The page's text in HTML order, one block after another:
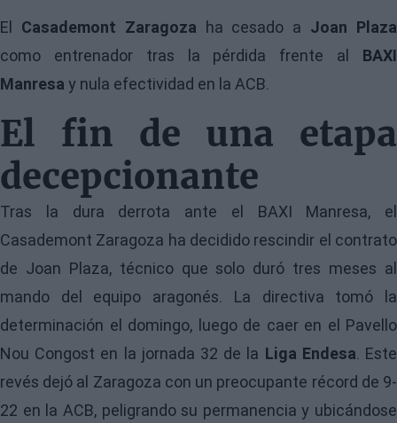
El Casademont Zaragoza ha cesado a Joan Plaza
como entrenador tras la pérdida frente al BAXI
Manresa y nula efectividad en la ACB.
El fin de una etapa
decepcionante
Tras la dura derrota ante el BAXI Manresa, el
Casademont Zaragoza ha decidido rescindir el contrato
de Joan Plaza, técnico que solo duró tres meses al
mando del equipo aragonés. La directiva tomó la
determinación el domingo, luego de caer en el Pavello
Nou Congost en la jornada 32 de la Liga Endesa. Este
revés dejó al Zaragoza con un preocupante récord de 9-
22 en la ACB, peligrando su permanencia y ubicándose